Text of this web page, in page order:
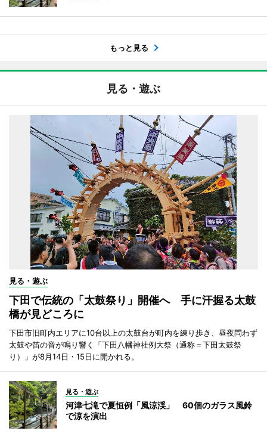
もっと見る
見る・遊ぶ
見る・遊ぶ
下田で伝統の「太鼓祭り」開催へ 手に汗握る太鼓
橋が見どころに
下田市旧町内エリアに10台以上の太鼓台が町内を練り歩き、昼夜問わず
太鼓や笛の音が鳴り響く「下田八幡神社例大祭（通称＝下田太鼓祭
り）」が8月14日・15日に開かれる。
見る・遊ぶ
河津七滝で夏恒例「風涼渓」 60個のガラス風鈴
で涼を演出